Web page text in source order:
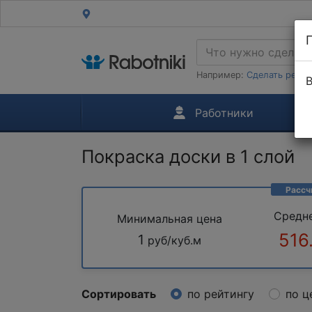
Например: Сделать
Работники
Покраска доски в 1 слой
Минимальная цена
1 руб/куб.м
Сортировать по рейтингу по